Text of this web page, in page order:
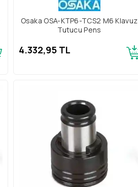
Osaka OSA-KTP6-TCS2 M6 Klavuz
Tutucu Pens
4.332,95 TL